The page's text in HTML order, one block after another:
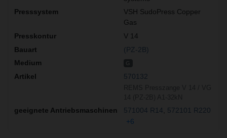
VSH SudoPress Copper
Gas
V 14
(PZ-2B)
570132
571004 R14
572101 R220
+6